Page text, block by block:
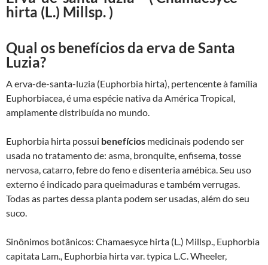
hirta (L.) Millsp. )
Qual os benefícios da erva de Santa
Luzia?
A erva-de-santa-luzia (Euphorbia hirta), pertencenteà família
Euphorbiacea, é uma espécie nativa daAmérica Tropical,
amplamente distribuída no mundo.
Euphorbia hirta possui benefícios medicinais podendo ser
usada no tratamento de: asma, bronquite, enfisema, tosse
nervosa, catarro, febre do feno e disenteria amébica. Seu uso
externo é indicado para queimaduras e também verrugas.
Todas as partes dessa planta podem ser usadas, além do seu
suco.
Sinônimos botânicos: Chamaesyce hirta (L.) Millsp., Euphorbia
capitata Lam., Euphorbia hirta var. typica L.C. Wheeler,